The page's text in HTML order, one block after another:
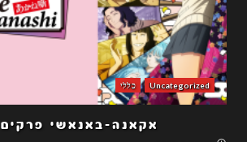
Uncategorized כללי
אקאנה-באנאשי פרקים 6-1